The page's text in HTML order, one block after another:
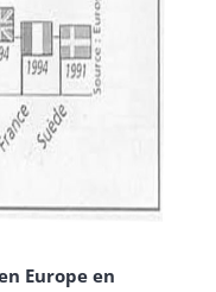
Europe en